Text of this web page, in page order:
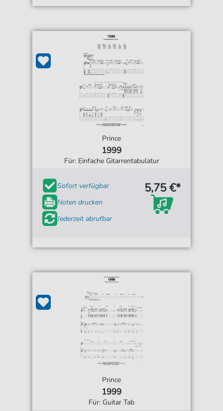
Prince
1999
Für: Einfache Gitarrentabulatur
Sofort verfügbar
Noten drucken
Jederzeit abrufbar
5,75 €*
Prince
1999
Für: Guitar Tab